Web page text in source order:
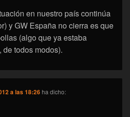
en nuestro país continúa
y GW España no cierra es que
(algo que ya estaba
de todos modos).
a las 18:26 ha dicho: